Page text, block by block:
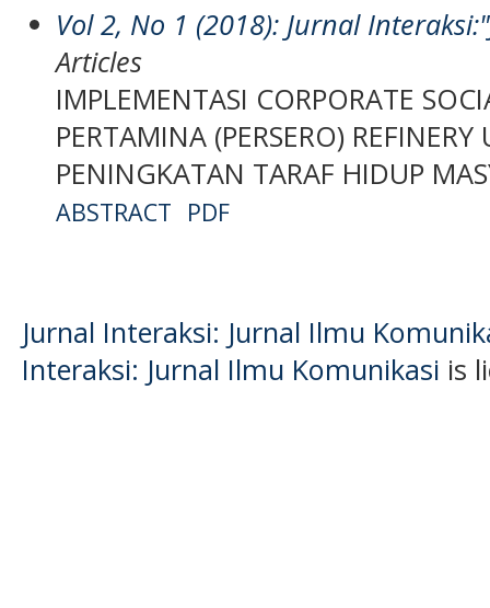
Vol 2, No 1 (2018): Jurnal
Articles
IMPLEMENTASI CORPORATE
PERTAMINA (PERSERO)
PENINGKATAN TARAF HIDUP
ABSTRACT PDF
Jurnal Interaksi: Jurnal Ilmu
Interaksi: Jurnal Ilmu Komunikasi is